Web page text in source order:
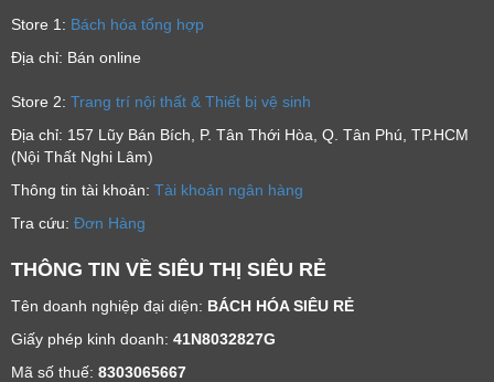
Store 1: Bách hóa tổng hợp
Địa chỉ: Bán online
Store 2: Trang trí nội thất & Thiết bị vệ sinh
Địa chỉ: 157 Lũy Bán Bích, P. Tân Thới Hòa, Q. Tân Phú, TP.HCM
(Nội Thất Nghi Lâm)
Thông tin tài khoản: Tài khoản ngân hàng
Tra cứu: Đơn Hàng
THÔNG TIN VỀ SIÊU THỊ SIÊU RẺ
Tên doanh nghiệp đại diện: BÁCH HÓA SIÊU RẺ
Giấy phép kinh doanh: 41N8032827G
Mã số thuế: 8303065667